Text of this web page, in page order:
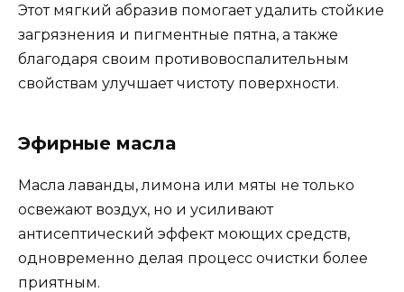
Этот мягкий абразив помогает удалить стойкие
загрязнения и пигментные пятна, а также
благодаря своим противовоспалительным
свойствам улучшает чистоту поверхности.
Эфирные масла
Масла лаванды, лимона или мяты не только
освежают воздух, но и усиливают
антисептический эффект моющих средств,
одновременно делая процесс очистки более
приятным.